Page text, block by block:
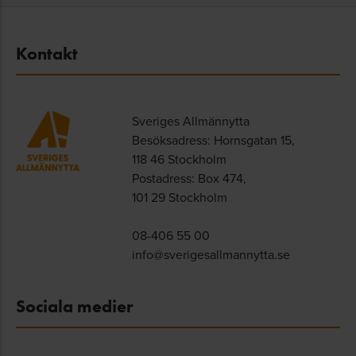
Kontakt
Sveriges Allmännytta
Besöksadress: Hornsgatan 15,
118 46 Stockholm
Postadress: Box 474,
101 29 Stockholm
08-406 55 00
info@sverigesallmannytta.se
Sociala medier